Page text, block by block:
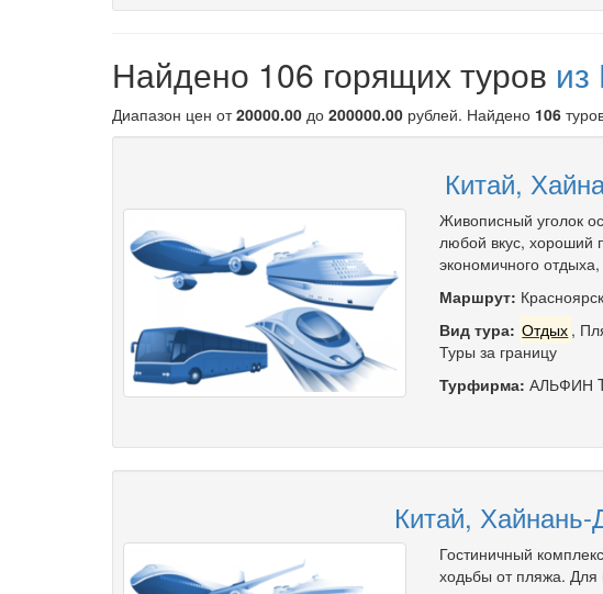
Найдено 106 горящих туров из
Диапазон цен от20000.00 до 200000.00 рублей. Найдено 106
Китай,
Живописный уголок
любой вкус, хороший
экономичного
Маршрут: Красноярск
Вид тура: Отдых ,
Туры за границу
Турфирма: АЛЬФИН
Китай,
Гостиничный
ходьбы от пляжа. Для